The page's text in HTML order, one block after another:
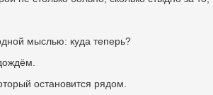
мыслью: куда теперь?
остановится рядом.